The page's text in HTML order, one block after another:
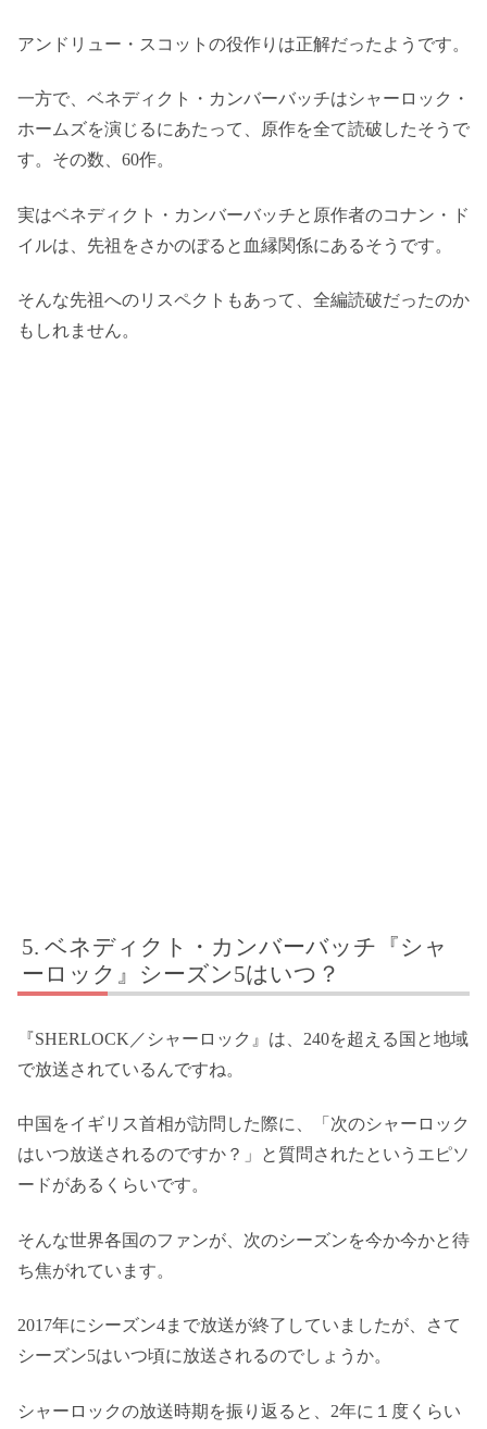
アンドリュー・スコットの役作りは正解だったようです。
一方で、ベネディクト・カンバーバッチはシャーロック・
ホームズを演じるにあたって、原作を全て読破したそうで
す。その数、60作。
実はベネディクト・カンバーバッチと原作者のコナン・ド
イルは、先祖をさかのぼると血縁関係にあるそうです。
そんな先祖へのリスペクトもあって、全編読破だったのか
もしれません。
ベネディクト・カンバーバッチ『シャ
ーロック』シーズン5はいつ？
『SHERLOCK／シャーロック』は、240を超える国と地域
で放送されているんですね。
中国をイギリス首相が訪問した際に、「次のシャーロック
はいつ放送されるのですか？」と質問されたというエピソ
ードがあるくらいです。
そんな世界各国のファンが、次のシーズンを今か今かと待
ち焦がれています。
2017年にシーズン4まで放送が終了していましたが、さて
シーズン5はいつ頃に放送されるのでしょうか。
シャーロックの放送時期を振り返ると、2年に１度くらい